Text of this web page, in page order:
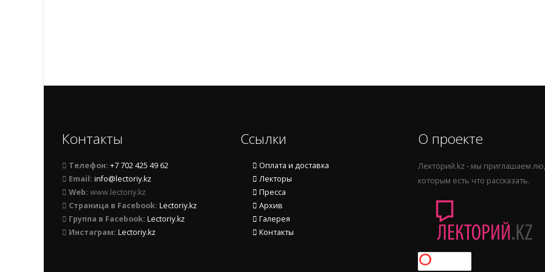
Контакты
Телефон: +7 702 425 49 62
Email: info@lectoriy.kz
Web: www.lectoriy.kz
Страница в Facebook: Lectoriy.kz
Группа в Facebook: Lectoriy.kz
Инстаграм: Lectoriy.kz
Ссылки
Оплата и доставка
Лекторы
Пресса
Архив
Галерея
Контакты
О проекте
Лекторий.kz - мы приглашаем
которым есть что рассказать.